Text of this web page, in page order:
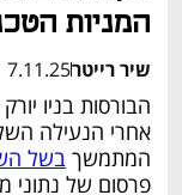
המניות
שיר רייטר7.11.25
המתמשך בשל